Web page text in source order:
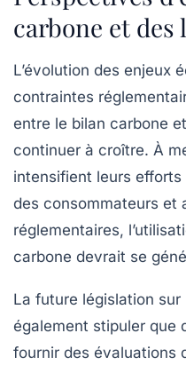
carbone et des
L’évolution des enjeux
contraintes
entre le bilan carbone
continuer à croître. À
intensifient leurs
des consommateurs et
réglementaires,
carbone devrait se
La future législation
également stipuler que
fournir des évaluations